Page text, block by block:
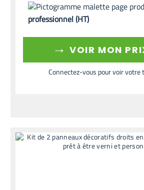
professionnel (HT)
→ VOIR MON
Connectez-vous pour voir votre